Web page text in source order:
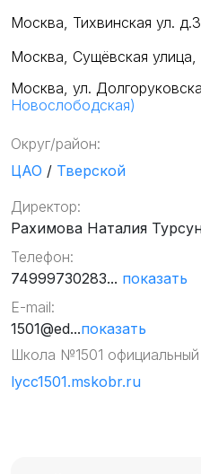
Москва, Тихвинская ул.
Москва, Сущёвская улица,
Москва, ул.
Новослободская)
Округ/район:
ЦАО / Тверской
Директор:
Рахимова Наталия
Телефон:
74999730283... показать
E-mail:
1501@ed...показать
Школа №1501 официальный
lycc1501.mskobr.ru